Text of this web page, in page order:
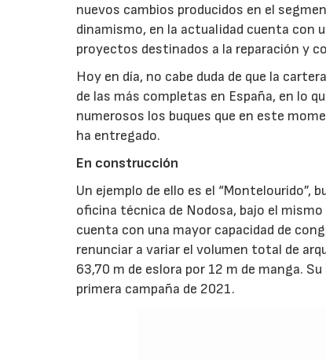
nuevos cambios producidos en el
dinamismo, en la actualidad cuenta con
proyectos destinados a la reparación y
Hoy en día, no cabe duda de que la
de las más completas en España, en lo
numerosos los buques que en este
ha entregado.
En construcción
Un ejemplo de ello es el “Montelourido”,
oficina técnica de Nodosa, bajo el
cuenta con una mayor capacidad de
renunciar a variar el volumen total de
63,70 m de eslora por 12 m de manga.
primera campaña de 2021.